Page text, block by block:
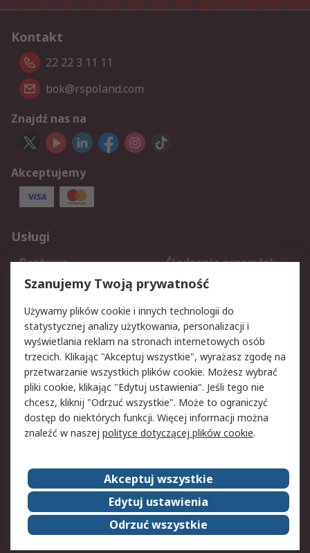
Kontakt
22 22 3 11 11
bok@rspoland.com
Znajdź nas na
Akceptujemy
Usługi
Dostawa
Śledzenie przesyłek
Reklamacje i zwroty
Rejestracja
Aspekty prawne
Bezpieczeństwo e-
maila
Polityka dotycząca
plików cookie
Polityka prywatności
Użytkowanie witryny
Zastrzeżenia prawne
Warunki Sprzedaży
Kontakt
O firmie RS
RS na świecie
Kariera
Nagrody dla RS
ESG
Szanujemy Twoją prywatność
Używamy plików cookie i innych technologii do
statystycznej analizy użytkowania, personalizacji i
wyświetlania reklam na stronach internetowych osób
trzecich. Klikając "Akceptuj wszystkie", wyrażasz zgodę na
przetwarzanie wszystkich plików cookie. Możesz wybrać
pliki cookie, klikając "Edytuj ustawienia". Jeśli tego nie
chcesz, kliknij "Odrzuć wszystkie". Może to ograniczyć
dostęp do niektórych funkcji. Więcej informacji można
znaleźć w naszej polityce dotyczącej plików cookie.
Akceptuj wszystkie
Edytuj ustawienia
Odrzuć wszystkie